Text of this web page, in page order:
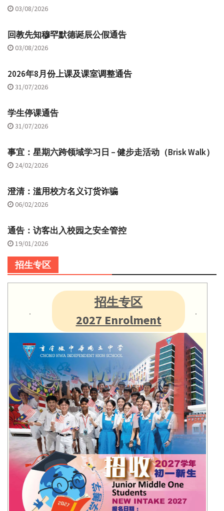
03/08/2026
回教先知穆罕默德诞辰公假通告
03/08/2026
2026年8月份上课及课室调整通告
31/07/2026
学生停课通告
31/07/2026
事宜：星期六跨领域学习日 – 健步走活动（Brisk Walk）
24/02/2026
澄清：滥用校方名义订货诈骗
06/02/2026
通告：访客出入校园之安全管控
19/01/2026
招生专区
招生专区
2027 Enrolment